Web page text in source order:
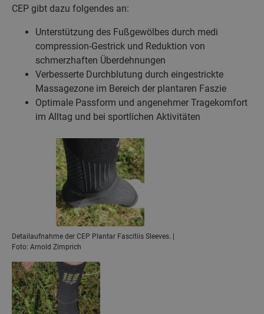
CEP gibt dazu folgendes an:
Unterstützung des Fußgewölbes durch medi
compression-Gestrick und Reduktion von
schmerzhaften Überdehnungen
Verbesserte Durchblutung durch eingestrickte
Massagezone im Bereich der plantaren Faszie
Optimale Passform und angenehmer Tragekomfort
im Alltag und bei sportlichen Aktivitäten
Detailaufnahme der CEP Plantar Fascitiis Sleeves. |
Foto: Arnold Zimprich